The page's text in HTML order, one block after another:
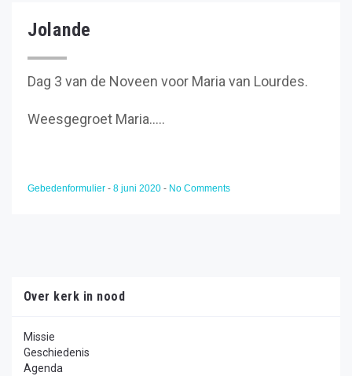
Jolande
Dag 3 van de Noveen voor Maria van Lourdes.
Weesgegroet Maria.....
Gebedenformulier - 8 juni 2020 - No Comments
Over kerk in nood
Missie
Geschiedenis
Agenda